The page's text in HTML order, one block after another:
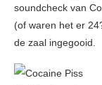
soundcheck van
(of waren het er
de zaal ingegooid.